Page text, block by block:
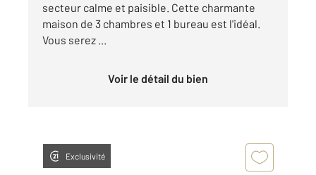
secteur calme et paisible. Cette charmante
maison de 3 chambres et 1 bureau est l'idéal.
Vous serez ...
Voir le détail du bien
Exclusivité